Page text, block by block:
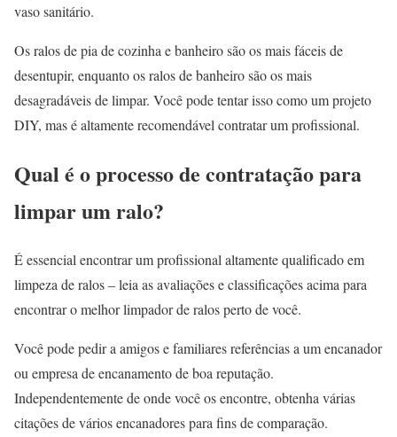
vaso sanitário.
Os ralos de pia de cozinha e banheiro são os mais fáceis de
desentupir, enquanto os ralos de banheiro são os mais
desagradáveis de limpar. Você pode tentar isso como um projeto
DIY, mas é altamente recomendável contratar um profissional.
Qual é o processo de contratação para
limpar um ralo?
É essencial encontrar um profissional altamente qualificado em
limpeza de ralos – leia as avaliações e classificações acima para
encontrar o melhor limpador de ralos perto de você.
Você pode pedir a amigos e familiares referências a um encanador
ou empresa de encanamento de boa reputação.
Independentemente de onde você os encontre, obtenha várias
citações de vários encanadores para fins de comparação.